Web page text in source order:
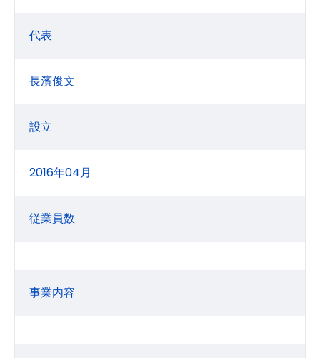
代表
長濱俊文
設立
2016年04月
従業員数
事業内容